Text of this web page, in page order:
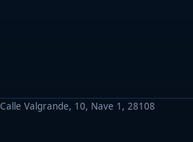
Valgrande, 10, Nave 1, 28108